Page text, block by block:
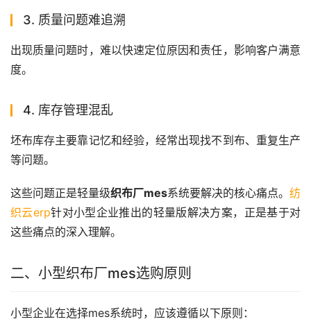
3. 质量问题难追溯
出现质量问题时，难以快速定位原因和责任，影响客户满意
度。
4. 库存管理混乱
坯布库存主要靠记忆和经验，经常出现找不到布、重复生产
等问题。
这些问题正是轻量级织布厂mes系统要解决的核心痛点。 纺
织云erp针对小型企业推出的轻量版解决方案，正是基于对
这些痛点的深入理解。
二、小型织布厂mes选购原则
小型企业在选择mes系统时，应该遵循以下原则：